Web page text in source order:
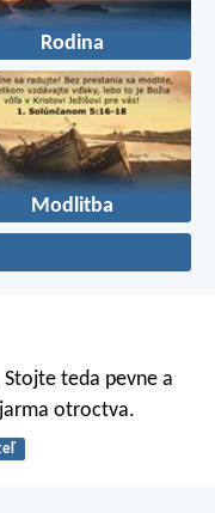
Rodina
Modlitba
teda pevne a
otroctva.